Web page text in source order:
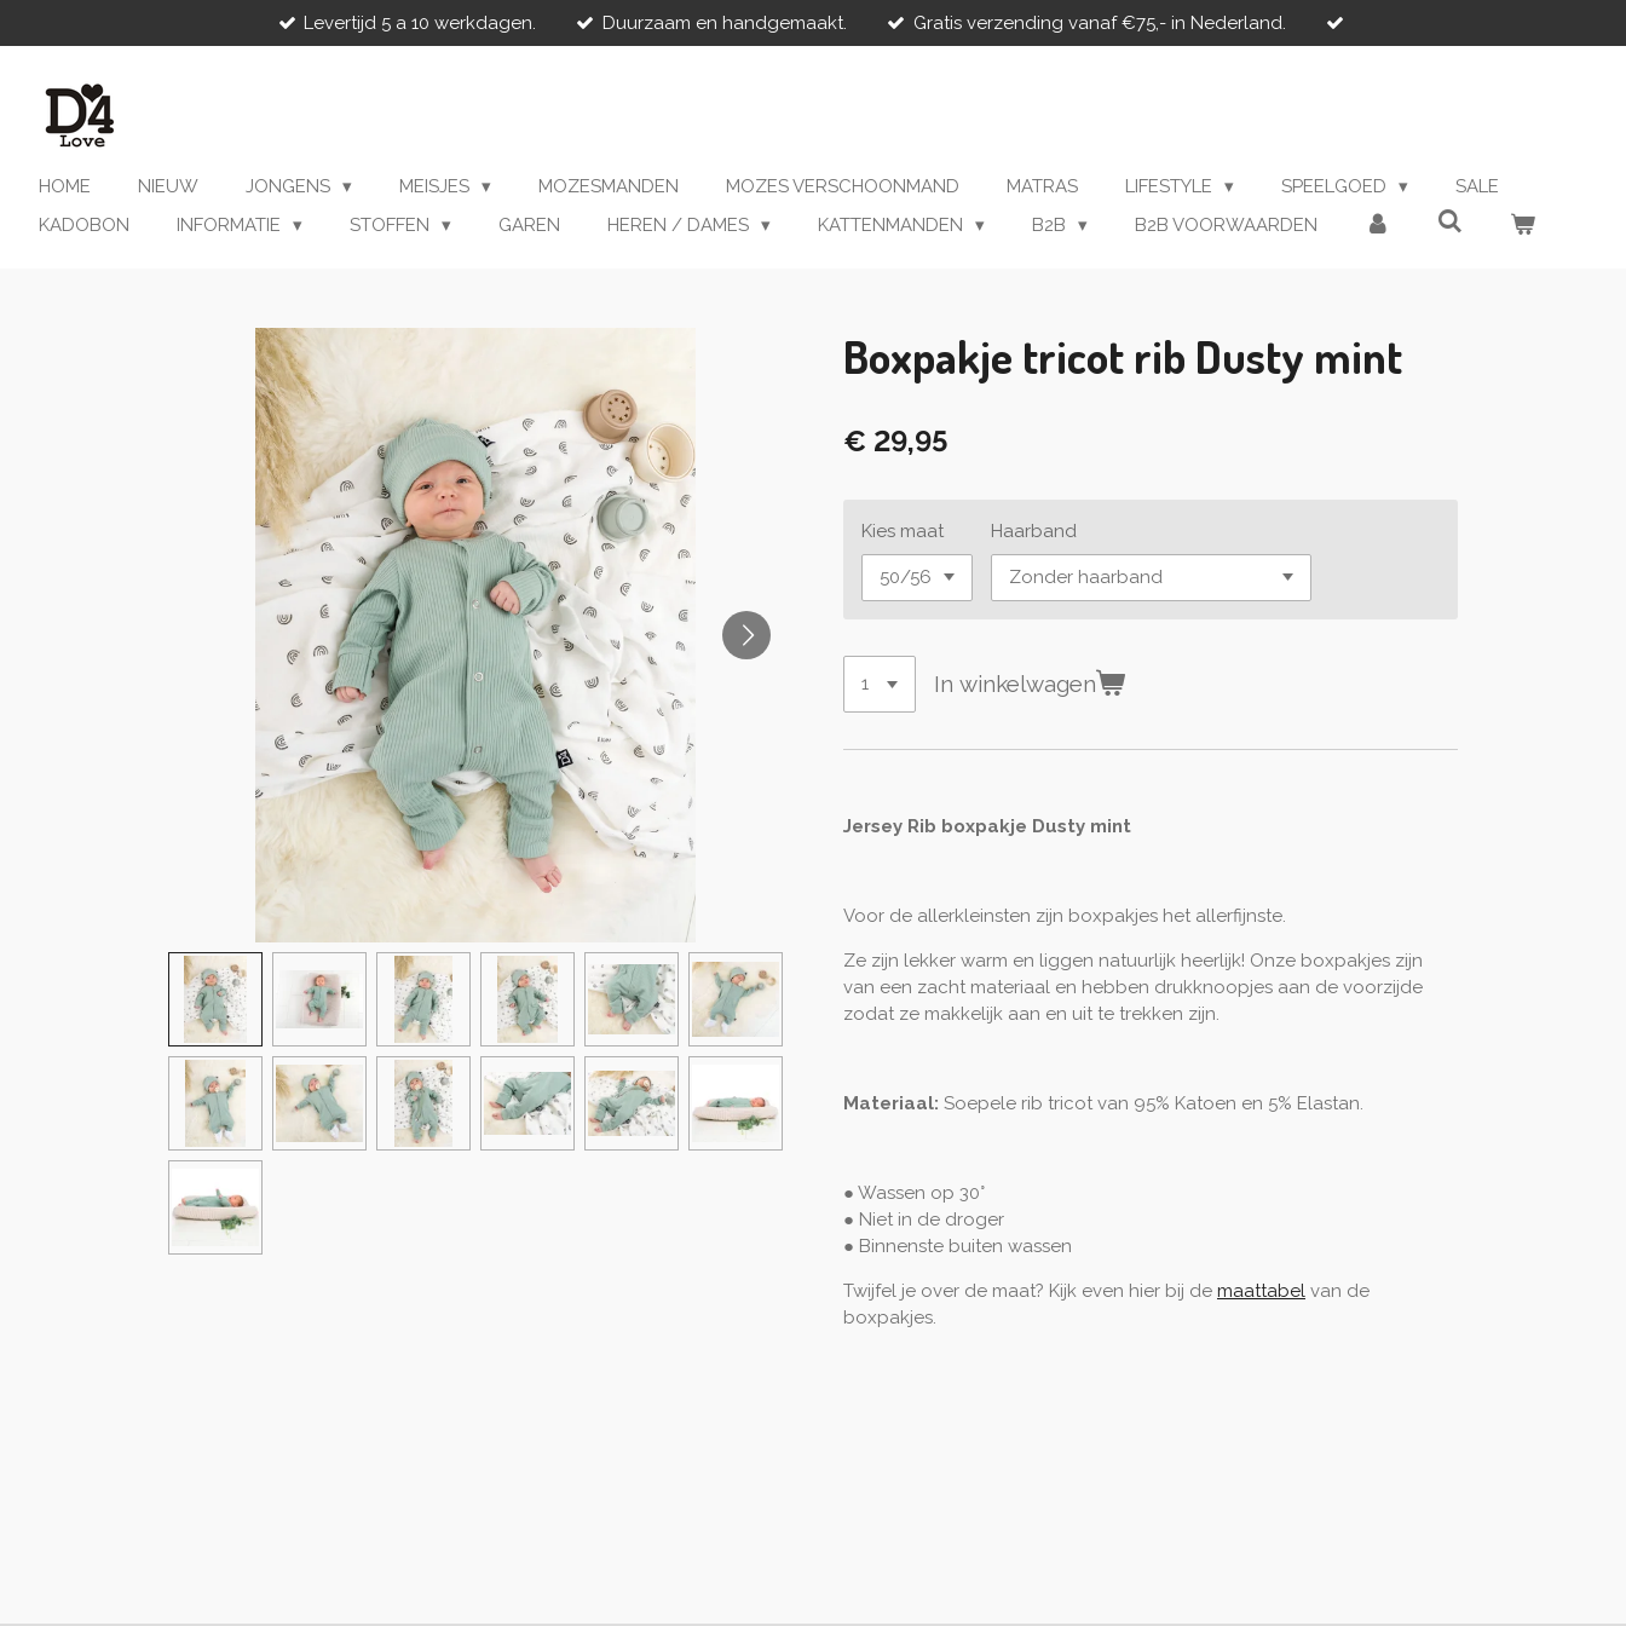
direct
hoofdinhoud
Levertijd 5 a 10 werkdagen. Duurzaam en handgemaakt. Gratis verzending vanaf €75,- in Nederland.
HOME NIEUW JONGENS MEISJES MOZESMANDEN MOZES VERSCHOONMAND MATRAS LIFESTYLE SPEELGOED
SALE
KADOBON
INFORMATIE STOFFEN GAREN HEREN / DAMES KATTENMANDEN B2B B2B VOORWAARDEN
Boxpakje tricot rib Dusty mint
€ 29,95
Kies maat Haarband
In winkelwagen
Jersey Rib boxpakje Dusty mint
Voor de allerkleinsten zijn boxpakjes het allerfijnste.
Ze zijn lekker warm en liggen natuurlijk heerlijk! Onze boxpakjes zijn
van een zacht materiaal en hebben drukknoopjes aan de voorzijde
zodat ze makkelijk aan en uit te trekken zijn.
Materiaal: Soepele rib tricot van 95% Katoen en 5% Elastan.
● Wassen op 30°
● Niet in de droger
● Binnenste buiten wassen
Twijfel je over de maat? Kijk even hier bij de maattabel van de
boxpakjes.